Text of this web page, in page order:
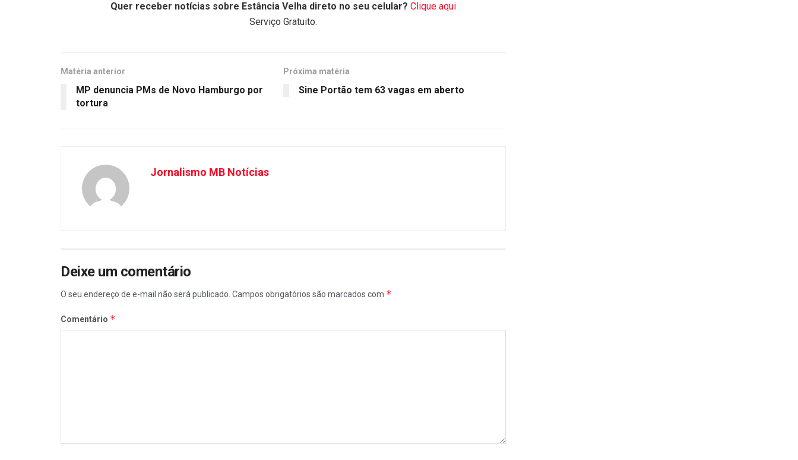
Quer receber notícias sobre Estância Velha direto no seu celular? Clique aqui
Serviço Gratuito.
Matéria anterior
MP denuncia PMs de Novo Hamburgo por
tortura
Próxima matéria
Sine Portão tem 63 vagas em aberto
Jornalismo MB Notícias
Deixe um comentário
O seu endereço de e-mail não será publicado. Campos obrigatórios são marcados com *
Comentário *